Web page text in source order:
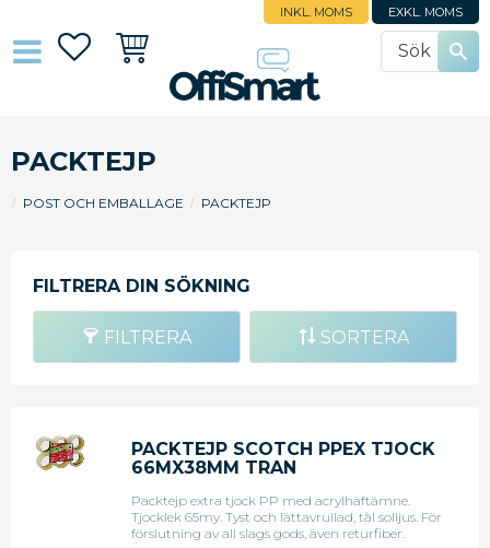
INKL. MOMS EXKL. MOMS
FavoriterKundvagn
PACKTEJP
POST OCH EMBALLAGE PACKTEJP
FILTRERA SORTERA
PACKTEJP SCOTCH PPEX TJOCK
66MX38MM TRAN
Packtejp extra tjock PP med acrylhäftämne.
Tjocklek 65my. Tyst och lättavrullad, tål solljus. För
förslutning av all slags gods, även returfiber.